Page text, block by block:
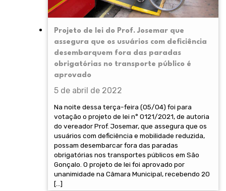
Projeto de lei do Prof. Josemar que
assegura que os usuários com deficiência
desembarquem fora das paradas
obrigatórias no transporte público é
aprovado
5 de abril de 2022
Na noite dessa terça-feira (05/04) foi para
votação o projeto de lei n° 0121/2021, de autoria
do vereador Prof. Josemar, que assegura que os
usuários com deficiência e mobilidade reduzida,
possam desembarcar fora das paradas
obrigatórias nos transportes públicos em São
Gonçalo. O projeto de lei foi aprovado por
unanimidade na Câmara Municipal, recebendo 20
[…]